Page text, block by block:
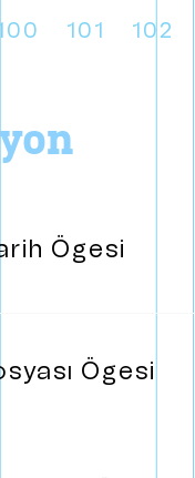
101
102
Ögesi
Ögesi